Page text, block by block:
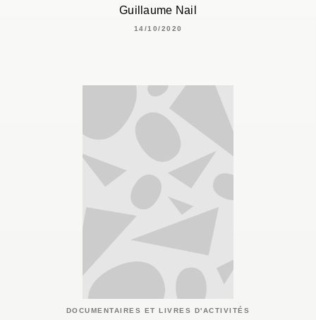
Guillaume Nail
14/10/2020
DOCUMENTAIRES ET LIVRES D'ACTIVITÉS